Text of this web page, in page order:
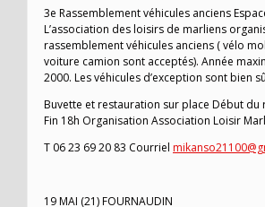
3e Rassemblement véhicules anciens
L’association des loisirs de marliens
rassemblement véhicules anciens ( vélo
voiture camion sont acceptés). Année
2000. Les véhicules d’exception sont bien
Buvette et restauration sur place Début du
Fin 18h Organisation Association Loisir
T 06 23 69 20 83 Courriel
19 MAI (21) FOURNAUDIN